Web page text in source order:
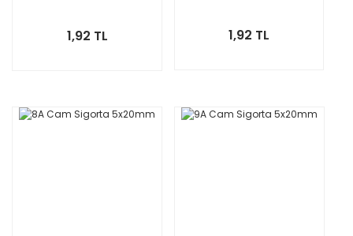
1,92 TL 1,92 TL